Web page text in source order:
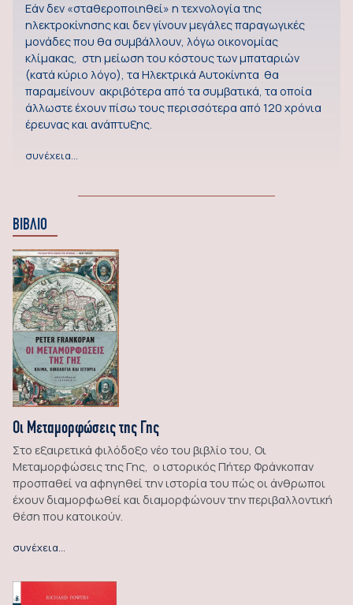
Εάν δεν «σταθεροποιηθεί» η τεχνολογία της
ηλεκτροκίνησης και δεν γίνουν μεγάλες παραγωγικές
μονάδες που θα συμβάλλουν, λόγω οικονομίας
κλίμακας, στη μείωση του κόστους των μπαταριών
(κατά κύριο λόγο), τα Ηλεκτρικά Αυτοκίνητα θα
παραμείνουν ακριβότερα από τα συμβατικά, τα οποία
άλλωστε έχουν πίσω τους περισσότερα από 120 χρόνια
έρευνας και ανάπτυξης.
συνέχεια…
ΒΙΒΛΙΟ
Οι Μεταμορφώσεις της Γης
Στο εξαιρετικά φιλόδοξο νέο του βιβλίο του, Οι
Μεταμορφώσεις της Γης, ο ιστορικός Πήτερ Φράνκοπαν
προσπαθεί να αφηγηθεί την ιστορία του πώς οι άνθρωποι
έχουν διαμορφωθεί και διαμορφώνουν την περιβαλλοντική
θέση που κατοικούν.
συνέχεια…